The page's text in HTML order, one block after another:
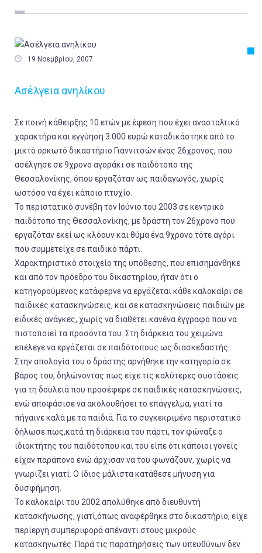
 19 Νοεμβρίου, 2007
Ασέλγεια ανηλίκου
Σε ποινή κάθειρξης 10 ετών με έφεση που έχει ανασταλτικό
χαρακτήρα και εγγύηση 3.000 ευρώ καταδικάστηκε από το
μικτό ορκωτό δικαστήριο Γιαννιτσών ένας 26χρονος, που
ασέλγησε σε 9χρονο αγοράκι σε παιδότοπο της
Θεσσαλονίκης, όπου εργαζόταν ως παιδαγωγός, χωρίς
ωστόσο να έχει κάποιο πτυχίο.
Το περιστατικό συνέβη τον Ιούνιο του 2003 σε κεντρικό
παιδότοπο της Θεσσαλονίκης, με δράστη τον 26χρονο που
εργαζόταν εκεί ως κλόουν και θύμα ένα 9χρονο τότε αγόρι
που συμμετείχε σε παιδικό πάρτι.
Χαρακτηριστικό στοιχείο της υπόθεσης, που επισημάνθηκε
και από τον πρόεδρο του δικαστηρίου, ήταν ότι ο
κατηγορούμενος κατάφερνε να εργάζεται κάθε καλοκαίρι σε
παιδικές κατασκηνώσεις, και σε κατασκηνώσεις παιδιών με
ειδικές ανάγκες, χωρίς να διαθέτει κανένα έγγραφο που να
πιστοποιεί τα προσόντα του. Στη διάρκεια του χειμώνα
επέλεγε να εργάζεται σε παιδότοπους ως διασκεδαστής.
Στην απολογία του ο δράστης αρνήθηκε την κατηγορία σε
βάρος του, δηλώνοντας πως είχε τις καλύτερες συστάσεις
για τη δουλειά που προσέφερε σε παιδικές κατασκηνώσεις,
ενώ αποφάσισε να ακολουθήσει το επάγγελμα, γιατί τα
πήγαινε καλά με τα παιδιά. Για το συγκεκριμένο περιστατικό
δήλωσε πως,κατά τη διάρκεια του πάρτι, τον φώναξε ο
ιδιοκτήτης του παιδότοπου και του είπε ότι κάποιοι γονείς
είχαν παράπονο ενώ άρχισαν να του φωνάζουν, χωρίς να
γνωρίζει γιατί. Ο ίδιος μάλιστα κατάθεσε μήνυση για
δυσφήμηση.
Το καλοκαίρι του 2002 απολύθηκε από διευθυντή
κατασκήνωσης, γιατί,όπως αναφέρθηκε στο δικαστήριο, είχε
περίεργη συμπεριφορά απέναντι στους μικρούς
κατασκηνωτές. Παρά τις παρατηρήσεις των υπευθύνων δεν
Εργασία
Πολιτική
Αθλητικά
Αστυνομικό Δελτίο